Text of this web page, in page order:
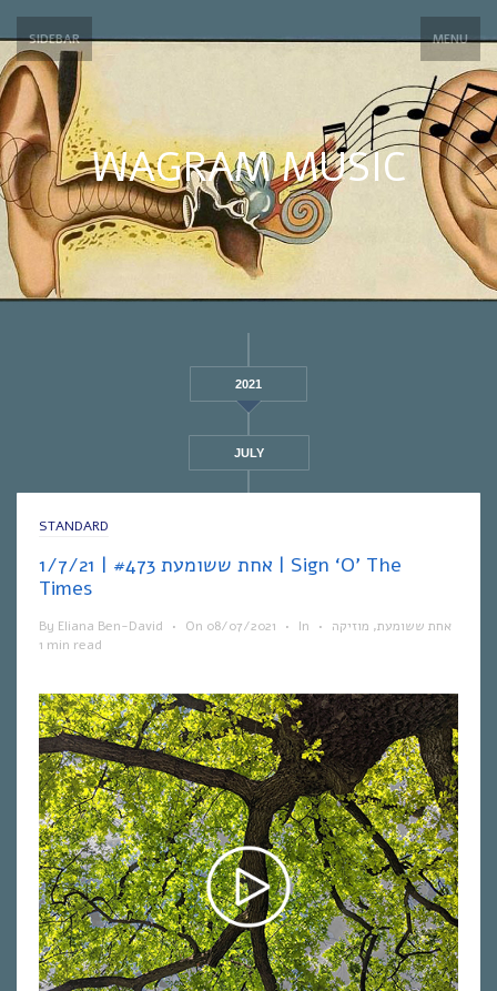
SIDEBAR MENU
WAGRAM MUSIC
2021
JULY
STANDARD
אחת ששומעת #473 | 1/7/21 | Sign ‘O’ The
Times
By Eliana Ben-David • On 08/07/2021 • In אחת ששומעת, מוזיקה
•
1 min read